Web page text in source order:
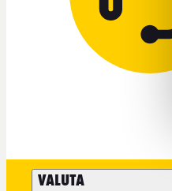
VALUTA